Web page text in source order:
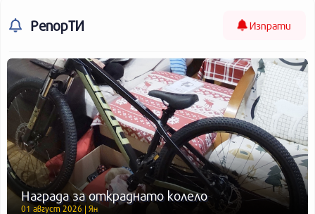
РепорТИ Изпрати
Награда за откраднато колело
01 август 2026 | Ян